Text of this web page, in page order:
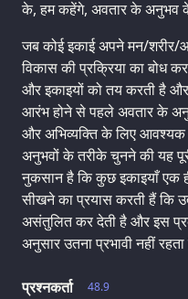
के, हम कहेंगे, अवतार के अनुभव
जब कोई इकाई अपने मन/शरीर/
विकास की प्रक्रिया का बोध
और इकाइयों को तय करती है
आरंभ होने से पहले अवतार के
और अभिव्यक्ति के लिए आवश्यक
अनुभवों के तरीके चुनने की यह
नुकसान है कि कुछ इकाइयाँ एक
सीखने का प्रयास करती हैं कि
असंतुलित कर देती है और इस
अनुसार उतना प्रभावी नहीं रहता
48.9
प्रश्नकर्ता